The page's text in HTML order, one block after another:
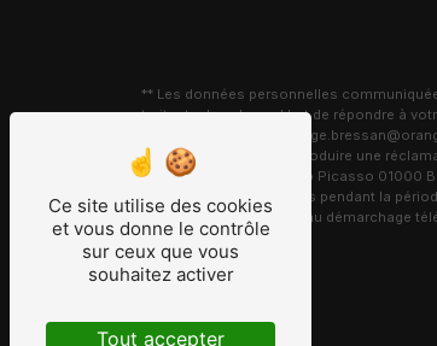
** Les données personnelles
traitants dans le seul but de répondre à
Bourg-en-Bresse
moment et du droit d’introduire une
l'adresse 8 Avenue Pablo Picasso 01000
conservons vos données pendant la
sur la liste d'opposition au démarchage
Ce site utilise des cookies
et vous donne le contrôle
sur ceux que vous
souhaitez activer
Tout accepter